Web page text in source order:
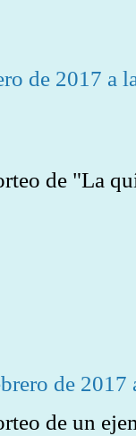
de 2017 a
de "La
de 2017
de un